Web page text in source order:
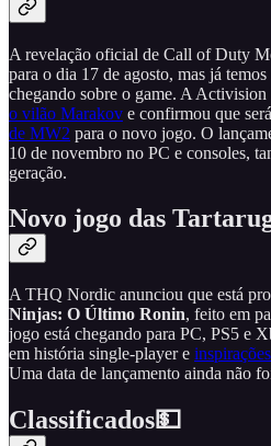
A revelação oficial de Call of Duty
para o dia 17 de agosto, mas já
chegando sobre o game. A
o vilão Marakov e confirmou que
de MW2 para o novo jogo. O
10 de novembro no PC e consoles,
geração.
Novo jogo das
A THQ Nordic anunciou que está
Ninjas: O Último Ronin, feito em
jogo está chegando para PC, PS5 e
em história single-player e
Uma data de lançamento ainda não
Classificados💵